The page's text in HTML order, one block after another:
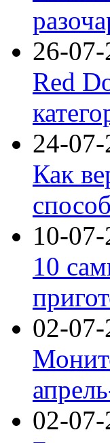
26-
Red
24-
Как
10-
10
02-
02-